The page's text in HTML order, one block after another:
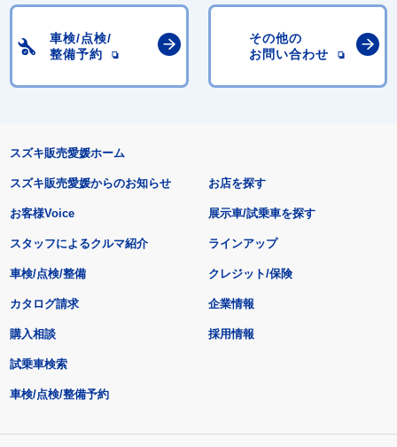
車検/点検/
整備予約
その他の
お問い合わせ
スズキ販売愛媛ホーム
スズキ販売愛媛からのお知らせ
お客様Voice
スタッフによるクルマ紹介
お店を探す
展示車/試乗車を探す
ラインアップ
車検/点検/整備 クレジット/保険
カタログ請求
購入相談
試乗車検索
車検/点検/整備予約
企業情報
採用情報